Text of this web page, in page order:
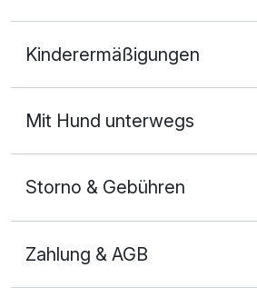
2 Erwachsene
Kinderermäßigungen
Mit Hund unterwegs
Storno & Gebühren
Zahlung & AGB